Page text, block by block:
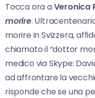
Tocca ora aVeronica
morire.
morire in Svizzera,
chiamato il “dottor
medico via Skype:
ad affrontare la
risponde che se una